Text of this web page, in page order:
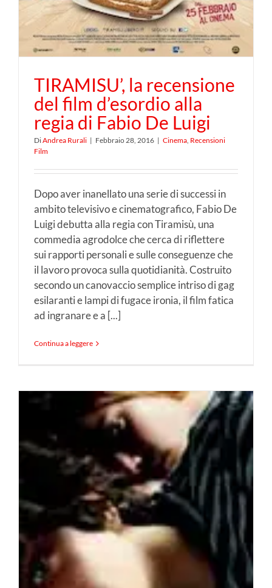
TIRAMISU’, la recensione
del film d’esordio alla
regia di Fabio De Luigi
DiAndrea Rurali | Febbraio 28, 2016 | Cinema, Recensioni
Film
Dopo aver inanellato una serie di successi in
ambito televisivo e cinematografico, Fabio De
Luigi debutta alla regia con Tiramisù, una
commedia agrodolce che cerca di riflettere
sui rapporti personali e sulle conseguenze che
il lavoro provoca sulla quotidianità. Costruito
secondo un canovaccio semplice intriso di gag
esilaranti e lampi di fugace ironia, il film fatica
ad ingranare e a [...]
Continua a leggere